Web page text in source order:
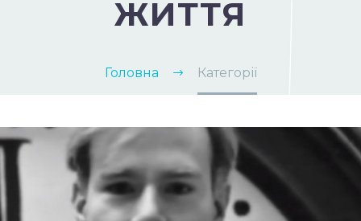
ЖИТТЯ
Головна Категорії